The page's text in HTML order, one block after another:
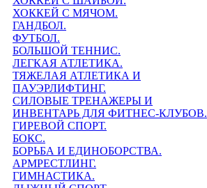
ХОККЕЙ С МЯЧОМ.
ГАНДБОЛ.
ФУТБОЛ.
БОЛЬШОЙ ТЕННИС.
ЛЕГКАЯ АТЛЕТИКА.
ТЯЖЕЛАЯ АТЛЕТИКА И
ПАУЭРЛИФТИНГ.
СИЛОВЫЕ ТРЕНАЖЕРЫ И
ИНВЕНТАРЬ ДЛЯ ФИТНЕС-КЛУБОВ.
ГИРЕВОЙ СПОРТ.
БОКС.
БОРЬБА И ЕДИНОБОРСТВА.
АРМРЕСТЛИНГ.
ГИМНАСТИКА.